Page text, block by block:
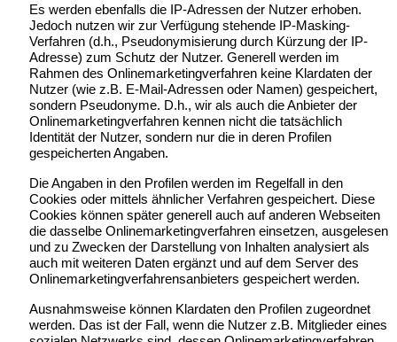
Es werden ebenfalls die IP-Adressen der Nutzer erhoben.
Jedoch nutzen wir zur Verfügung stehende IP-Masking-
Verfahren (d.h., Pseudonymisierung durch Kürzung der IP-
Adresse) zum Schutz der Nutzer. Generell werden im
Rahmen des Onlinemarketingverfahren keine Klardaten der
Nutzer (wie z.B. E-Mail-Adressen oder Namen) gespeichert,
sondern Pseudonyme. D.h., wir als auch die Anbieter der
Onlinemarketingverfahren kennen nicht die tatsächlich
Identität der Nutzer, sondern nur die in deren Profilen
gespeicherten Angaben.
Die Angaben in den Profilen werden im Regelfall in den
Cookies oder mittels ähnlicher Verfahren gespeichert. Diese
Cookies können später generell auch auf anderen Webseiten
die dasselbe Onlinemarketingverfahren einsetzen, ausgelesen
und zu Zwecken der Darstellung von Inhalten analysiert als
auch mit weiteren Daten ergänzt und auf dem Server des
Onlinemarketingverfahrensanbieters gespeichert werden.
Ausnahmsweise können Klardaten den Profilen zugeordnet
werden. Das ist der Fall, wenn die Nutzer z.B. Mitglieder eines